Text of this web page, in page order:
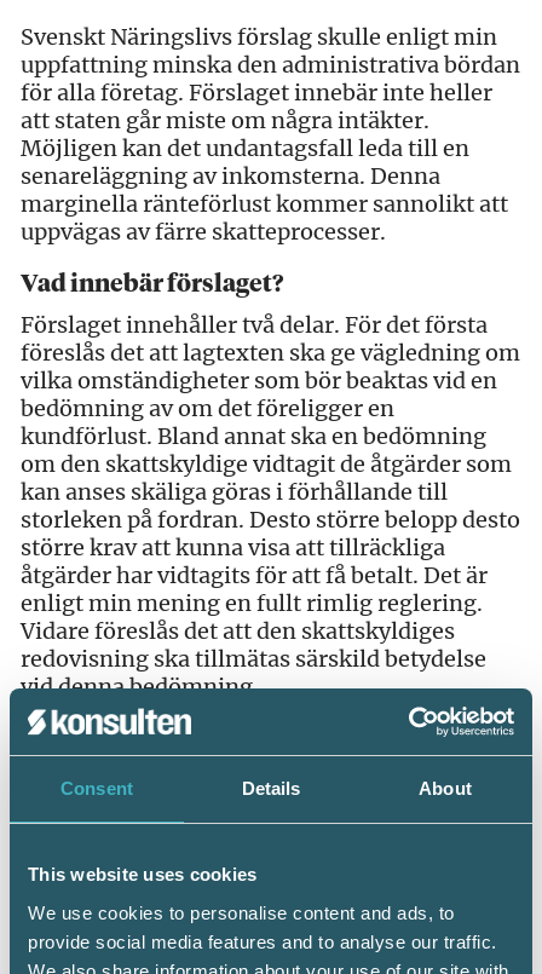
Consent Details About
This website uses cookies
We use cookies to personalise content and ads, to
provide social media features and to analyse our traffic.
Svenskt Näringslivs förslag skulle enligt min
uppfattning minska den administrativa bördan
för alla företag. Förslaget innebär inte heller
att staten går miste om några intäkter.
Möjligen kan det undantagsfall leda till en
senareläggning av inkomsterna. Denna
marginella ränteförlust kommer sannolikt att
uppvägas av färre skatteprocesser.
Vad innebär förslaget?
Förslaget innehåller två delar. För det första
föreslås det att lagtexten ska ge vägledning om
vilka omständigheter som bör beaktas vid en
bedömning av om det föreligger en
kundförlust. Bland annat ska en bedömning
om den skattskyldige vidtagit de åtgärder som
kan anses skäliga göras i förhållande till
storleken på fordran. Desto större belopp desto
större krav att kunna visa att tillräckliga
åtgärder har vidtagits för att få betalt. Det är
enligt min mening en fullt rimlig reglering.
Vidare föreslås det att den skattskyldiges
redovisning ska tillmätas särskild betydelse
vid denna bedömning.
Den andra delen av förslaget möjliggör en
kundförlust anses föreligga. Denna del av
förslaget är särskilt intressant och har som jag
uppnå en förenkling. Enligt förslaget ska en
kundförlust anses föreligga om en fordring
inte har betalats 60 dagar efter förfallodatum
och fordringen dessutom inte överstiger två